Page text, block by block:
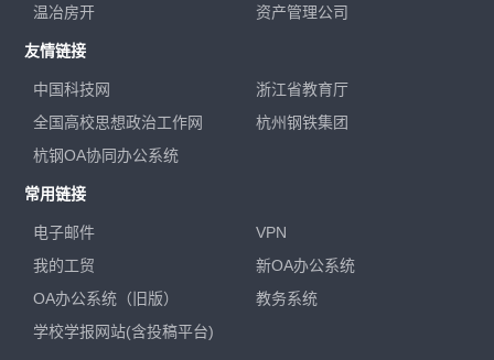
温冶房开
资产管理公司
友情链接
中国科技网
浙江省教育厅
全国高校思想政治工作网
杭州钢铁集团
杭钢OA协同办公系统
常用链接
电子邮件
VPN
我的工贸
新OA办公系统
OA办公系统（旧版）
教务系统
学校学报网站(含投稿平台)